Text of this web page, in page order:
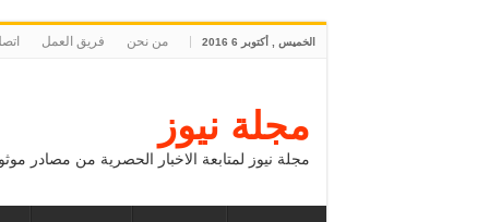
الخميس , أكتوبر 6 2016 من نحن فريق العمل
مجلة نيوز
مجلة نيوز لمتابعة الاخبار الحصرية من مصادر